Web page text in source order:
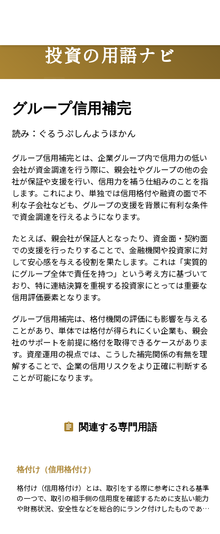
投資の用語ナビ
Terms
グループ信用補完
読み： ぐるうぷしんようほかん
グループ信用補完とは、企業グループ内で信用力の低い
会社が資金調達を行う際に、親会社やグループの他の会
社が保証や支援を行い、信用力を補う仕組みのことを指
します。これにより、単独では信用格付や融資の面で不
利な子会社なども、グループの支援を背景に有利な条件
で資金調達を行えるようになります。
たとえば、親会社が保証人となったり、資金面・契約面
での支援を行ったりすることで、金融機関や投資家に対
して安心感を与える役割を果たします。これは「実質的
にグループ全体で責任を持つ」という考え方に基づいて
おり、特に連結決算を重視する投資家にとっては重要な
信用評価要素となります。
グループ信用補完は、格付機関の評価にも影響を与える
ことがあり、単体では格付が得られにくい企業も、親会
社のサポートを前提に格付を取得できるケースがありま
す。資産運用の視点では、こうした補完関係の有無を理
解することで、企業の信用リスクをより正確に判断する
ことが可能になります。
関連する専門用語
格付け（信用格付け）
格付け（信用格付け）とは、取引をする際に参考にされる基準
の一つで、取引の相手側の信用度を確認するために支払い能力
や財務状況、安全性などを総合的にランク付けしたものであ